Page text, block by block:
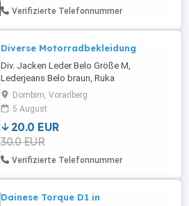
Verifizierte Telefonnummer
Diverse Motorradbekleidung
Div. Jacken Leder Belo Größe M,
Lederjeans Belo braun, Ruka
Touringjacke, Moto dicke Touringjacke
etc. Alles Verhandlungssache,
Dornbirn, Vorarlberg
5 August
20.0 EUR
30.0 EUR
Verifizierte Telefonnummer
Dainese Torque D1 in